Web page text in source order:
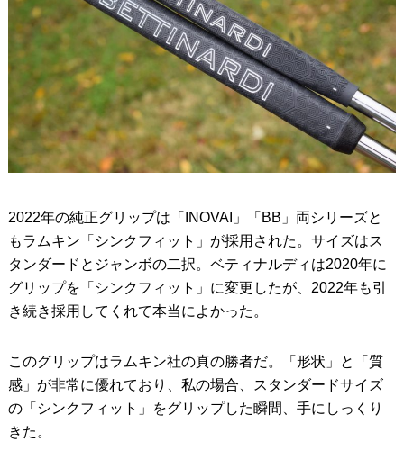
2022年の純正グリップは「INOVAI」「BB」両シリーズと
もラムキン「シンクフィット」が採用された。サイズはス
タンダードとジャンボの二択。ベティナルディは2020年に
グリップを「シンクフィット」に変更したが、2022年も引
き続き採用してくれて本当によかった。
このグリップはラムキン社の真の勝者だ。「形状」と「質
感」が非常に優れており、私の場合、スタンダードサイズ
の「シンクフィット」をグリップした瞬間、手にしっくり
きた。